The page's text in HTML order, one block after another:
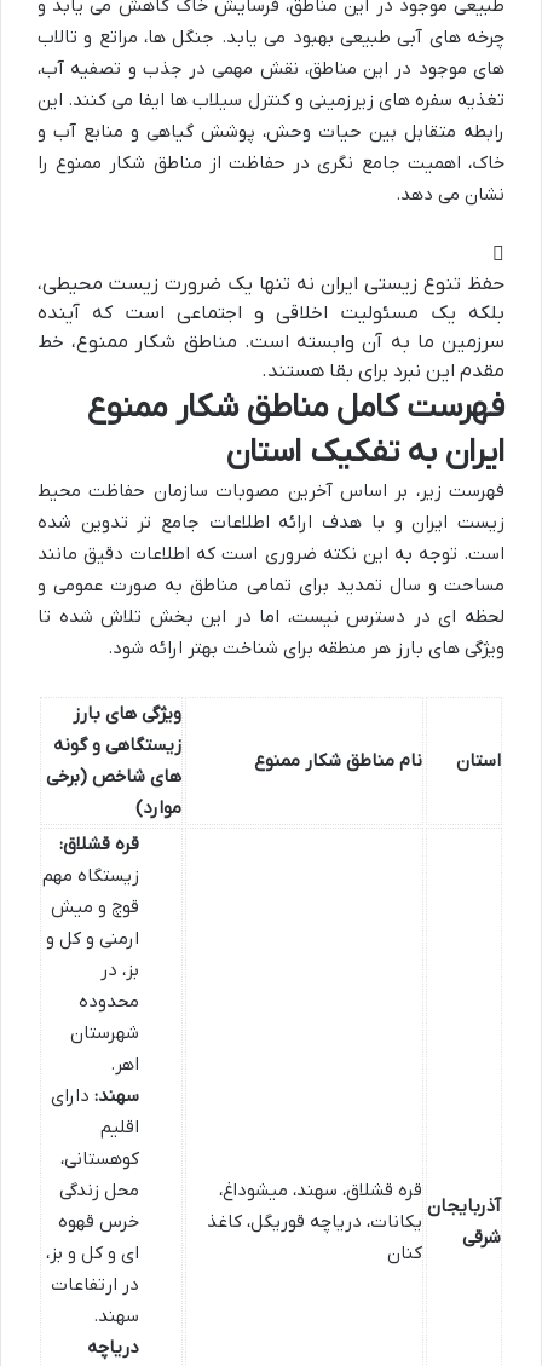
طبیعی موجود در این مناطق، فرسایش خاک کاهش می یابد و
چرخه های آبی طبیعی بهبود می یابد. جنگل ها، مراتع و تالاب
های موجود در این مناطق، نقش مهمی در جذب و تصفیه آب،
تغذیه سفره های زیرزمینی و کنترل سیلاب ها ایفا می کنند. این
رابطه متقابل بین حیات وحش، پوشش گیاهی و منابع آب و
خاک، اهمیت جامع نگری در حفاظت از مناطق شکار ممنوع را
نشان می دهد.
حفظ تنوع زیستی ایران نه تنها یک ضرورت زیست محیطی،
بلکه یک مسئولیت اخلاقی و اجتماعی است که آینده
سرزمین ما به آن وابسته است. مناطق شکار ممنوع، خط
مقدم این نبرد برای بقا هستند.
فهرست کامل مناطق شکار ممنوع
ایران به تفکیک استان
فهرست زیر، بر اساس آخرین مصوبات سازمان حفاظت محیط
زیست ایران و با هدف ارائه اطلاعات جامع تر تدوین شده
است. توجه به این نکته ضروری است که اطلاعات دقیق مانند
مساحت و سال تمدید برای تمامی مناطق به صورت عمومی و
لحظه ای در دسترس نیست، اما در این بخش تلاش شده تا
ویژگی های بارز هر منطقه برای شناخت بهتر ارائه شود.
استان نام مناطق شکار ممنوع
ویژگی های بارز
زیستگاهی و گونه
های شاخص (برخی
موارد)
آذربایجان
شرقی
قره قشلاق، سهند، میشوداغ،
یکانات، دریاچه قوریگل، کاغذ
کنان
قره قشلاق:
زیستگاه مهم
قوچ و میش
ارمنی و کل و
بز، در
محدوده
شهرستان
اهر.
سهند: دارای
اقلیم
کوهستانی،
محل زندگی
خرس قهوه
ای و کل و بز،
در ارتفاعات
سهند.
دریاچه